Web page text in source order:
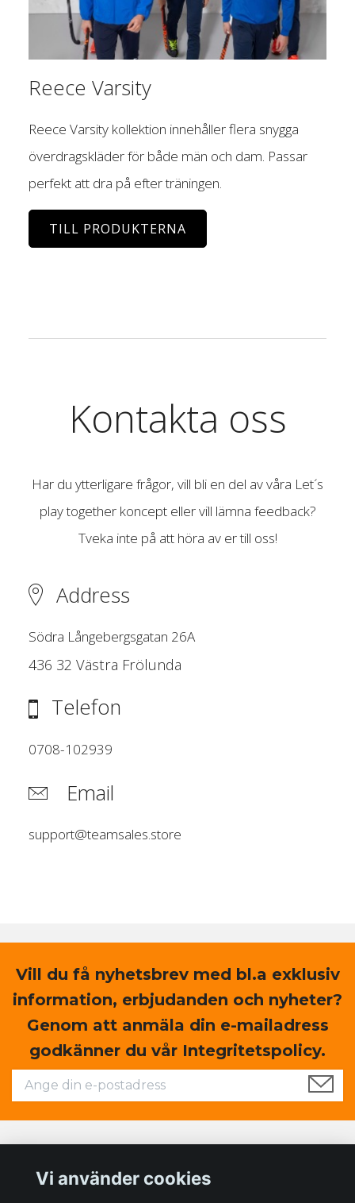
Reece Varsity
Reece Varsity kollektion innehåller flera snygga
överdragskläder för både män och dam. Passar
perfekt att dra på efter träningen.
TILL PRODUKTERNA
Kontakta oss
Har du ytterligare frågor, vill bli en del av våra Let´s
play together koncept eller vill lämna feedback?
Tveka inte på att höra av er till oss!
Address
Södra Långebergsgatan 26A
436 32 Västra Frölunda
Telefon
0708-102939
Email
support@teamsales.store
Vill du få nyhetsbrev med bl.a exklusiv
information, erbjudanden och nyheter?
Genom att anmäla din e-mailadress
godkänner du vår Integritetspolicy.
Vi använder cookies